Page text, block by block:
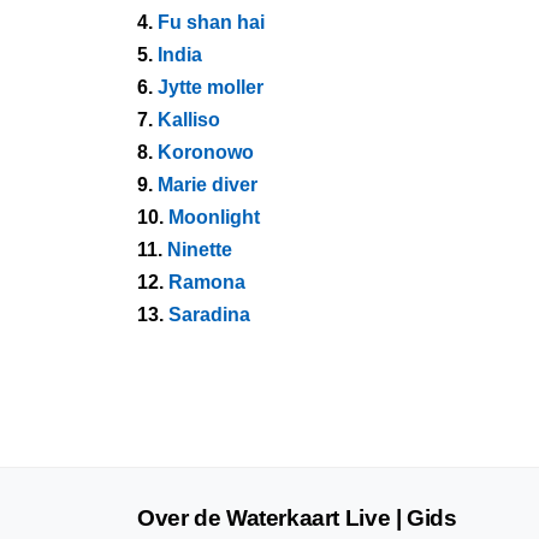
4. Fu shan hai
5. India
6. Jytte moller
7. Kalliso
8. Koronowo
9. Marie diver
10. Moonlight
11. Ninette
12. Ramona
13. Saradina
Over de Waterkaart Live | Gids